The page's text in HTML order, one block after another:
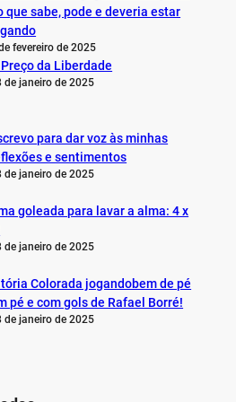
que sabe, pode e deveria estar
fevereiro de 2025
Preço da Liberdade
de janeiro de 2025
para dar voz às minhas
e sentimentos
de janeiro de 2025
goleada para lavar a alma: 4 x
de janeiro de 2025
Colorada jogandobem de pé
pé e com gols de Rafael Borré!
de janeiro de 2025